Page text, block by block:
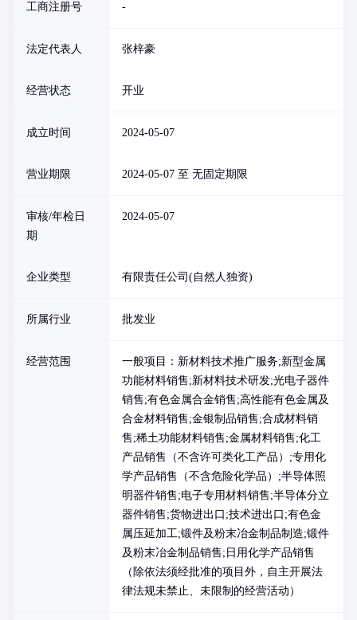
工商注册号 -
法定代表人 张梓豪
经营状态 开业
成立时间 2024-05-07
营业期限 2024-05-07 至 无固定期限
审核/年检日
期
2024-05-07
企业类型 有限责任公司(自然人独资)
所属行业 批发业
经营范围
一般项目：新材料技术推广服务;新型金属
功能材料销售;新材料技术研发;光电子器件
销售;有色金属合金销售;高性能有色金属及
合金材料销售;金银制品销售;合成材料销
售;稀土功能材料销售;金属材料销售;化工
产品销售（不含许可类化工产品）;专用化
学产品销售（不含危险化学品）;半导体照
明器件销售;电子专用材料销售;半导体分立
器件销售;货物进出口;技术进出口;有色金
属压延加工;锻件及粉末冶金制品制造;锻件
及粉末冶金制品销售;日用化学产品销售
（除依法须经批准的项目外，自主开展法
律法规未禁止、未限制的经营活动）